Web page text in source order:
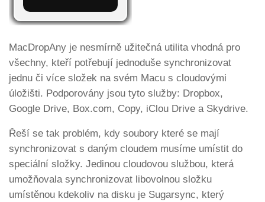
MacDropAny je nesmírně užitečná utilita vhodná pro
všechny, kteří potřebují jednoduše synchronizovat
jednu či více složek na svém Macu s cloudovými
úložišti. Podporovány jsou tyto služby: Dropbox,
Google Drive, Box.com, Copy, iClou Drive a Skydrive.
Řeší se tak problém, kdy soubory které se mají
synchronizovat s daným cloudem musíme umístit do
speciální složky. Jedinou cloudovou službou, která
umožňovala synchronizovat libovolnou složku
umístěnou kdekoliv na disku je Sugarsync, který